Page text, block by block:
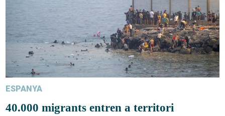
ESPANYA
40.000 migrants entren a territori